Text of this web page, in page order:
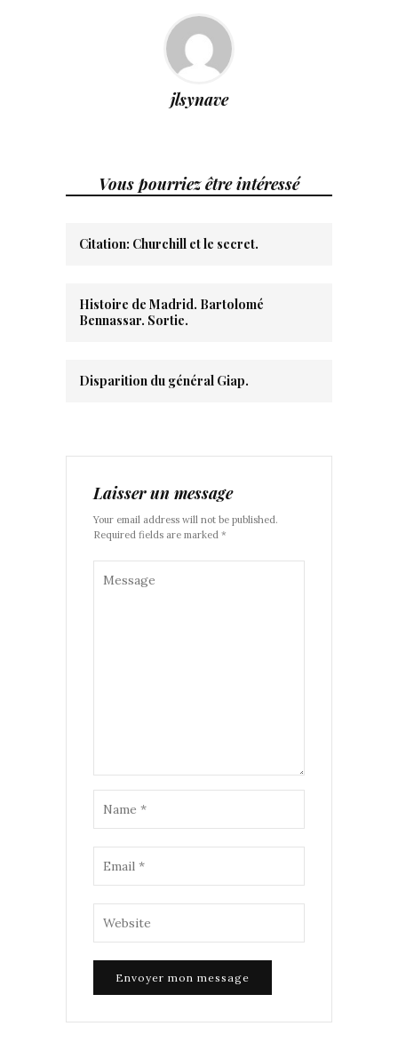
jlsynave
Vous pourriez être intéressé
Citation: Churchill et le secret.
Histoire de Madrid. Bartolomé
Bennassar. Sortie.
Disparition du général Giap.
Laisser un message
Your email address will not be published.
Required fields are marked *